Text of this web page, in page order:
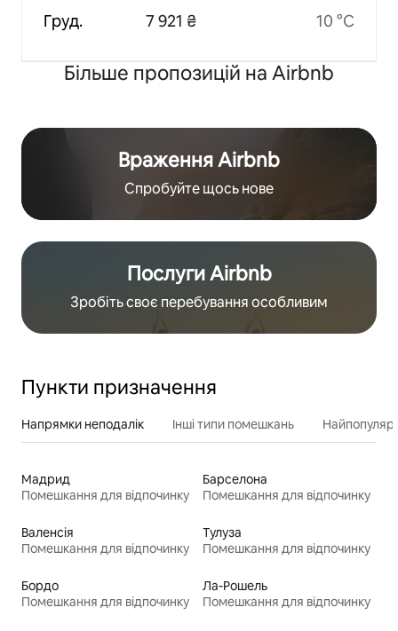
Груд. 7 921 ₴ 10 °C
Більше пропозицій на Airbnb
Враження Airbnb
Спробуйте щось нове
Послуги Airbnb
Зробіть своє перебування особливим
Пункти призначення
Напрямки неподалік Інші типи помешкань
Мадрид
Помешкання для відпочинку
Барселона
Помешкання для відпочинку
Валенсія
Помешкання для відпочинку
Тулуза
Помешкання для відпочинку
Бордо
Помешкання для відпочинку
Ла-Рошель
Помешкання для відпочинку